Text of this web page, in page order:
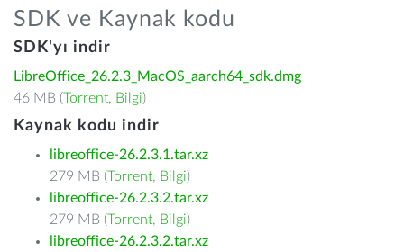
SDK ve Kaynak kodu
SDK'yı indir
LibreOffice_26.2.3_MacOS_aarch64_sdk.dmg
46 MB (Torrent, Bilgi)
Kaynak kodu indir
libreoffice-26.2.3.1.tar.xz
279 MB (Torrent, Bilgi)
libreoffice-26.2.3.2.tar.xz
279 MB (Torrent, Bilgi)
libreoffice-26.2.3.2.tar.xz